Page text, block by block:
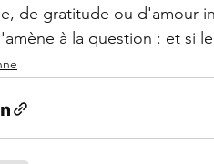
de gratitude ou d'amour
à la question : et si